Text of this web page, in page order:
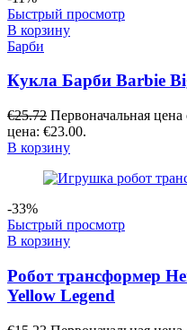
Быстрый просмотр
В корзину
Барби
Кукла Барби Barbie
€25.72 Первоначальная цена
цена: €23.00.
В корзину
-33%
Быстрый просмотр
В корзину
Робот трансформер
Yellow Legend